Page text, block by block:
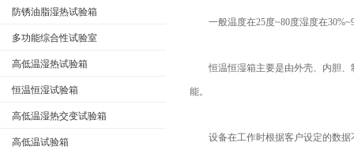
防锈油脂湿热试验箱
多功能综合性试验室
高低温湿热试验箱
恒温恒湿试验箱
高低温湿热交变试验箱
高低温试验箱
一般温度在25度~80度湿度在
恒温恒湿箱主要是由外壳、内胆
能。
设备在工作时根据客户设定的数